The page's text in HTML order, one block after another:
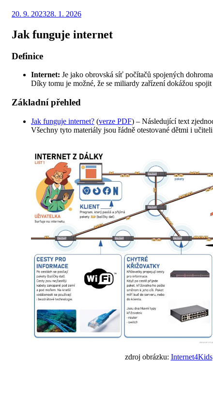
Autor Jaromír Světlík
Zveřejněno
20. 9. 202328. 1. 2026
Jak funguje internet
Definice
Internet: Je jako obrovská síť počítačů spojených
Díky tomu je možné, že se miliardy zařízení dokážou
Základní přehled
Jak funguje internet? (verze PDF) – Následující text
Všechny tyto materiály jsou řádně otestované dětmi i
zdroj obrázku: Internet4Kids